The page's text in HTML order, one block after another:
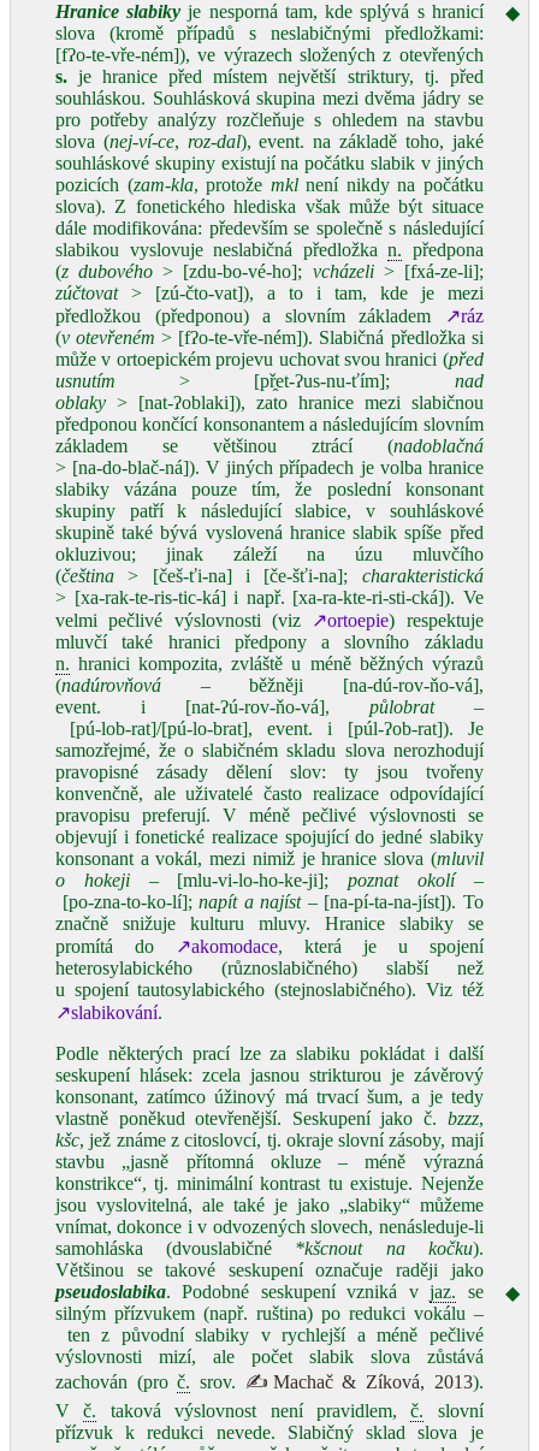
Hranice slabiky je nesporná tam, kde splývá s hranicí
slova (kromě případů s neslabičnými předložkami:
[fʔo‑te‑vře‑ném]), ve výrazech složených z otevřených
s. je hranice před místem největší striktury, tj. před
souhláskou. Souhlásková skupina mezi dvěma jádry se
pro potřeby analýzy rozčleňuje s ohledem na stavbu
slova (nej‑ví‑ce, roz‑dal), event. na základě toho, jaké
souhláskové skupiny existují na počátku slabik v jiných
pozicích (zam‑kla, protože mklnení nikdy na počátku
slova). Z fonetického hlediska však může být situace
dále modifikována: především se společně s následující
slabikou vyslovuje neslabičná předložkan. předpona
(z dubového > [zdu‑bo‑vé‑ho]; vcházeli> [fxá‑ze‑li];
zúčtovat> [zú‑čto‑vat]), a to i tam, kde je mezi
předložkou (předponou) a slovním základem
↗ráz
(v otevřeném > [fʔo‑te‑vře‑ném]). Slabičná předložka si
může v ortoepickém projevu uchovat svou hranici (před
usnutím > [př̭et‑ʔus‑nu‑ťím]; nad
oblaky > [nat‑ʔoblaki]), zato hranice mezi slabičnou
předponou končící konsonantem a následujícím slovním
základem se většinou ztrácí (nadoblačná
> [na‑do‑blač‑ná]). V jiných případech je volba hranice
slabiky vázána pouze tím, že poslední konsonant
skupiny patří k následující slabice, v souhláskové
skupině také bývá vyslovená hranice slabik spíše před
okluzivou; jinak záleží na úzu mluvčího
(čeština > [češ‑ťi‑na] i [če‑šťi‑na]; charakteristická
> [xa‑rak‑te‑ris‑tic‑ká] i např. [xa‑ra‑kte‑ri‑sti‑cká]). Ve
velmi pečlivé výslovnosti (viz ↗ortoepie) respektuje
mluvčí také hranici předpony a slovního základu
n. hranici kompozita, zvláště u méně běžných výrazů
(nadúrovňová – běžněji [na‑dú‑rov‑ňo‑vá],
event. i [nat‑ʔú‑rov‑ňo‑vá], půlobrat–
[pú‑lob‑rat]/[pú‑lo‑brat], event. i [púl‑ʔob‑rat]). Je
samozřejmé, že o slabičném skladu slova nerozhodují
pravopisné zásady dělení slov: ty jsou tvořeny
konvenčně, ale uživatelé často realizace odpovídající
pravopisu preferují. V méně pečlivé výslovnosti se
objevují i fonetické realizace spojující do jedné slabiky
konsonant a vokál, mezi nimiž je hranice slova (mluvil
o hokeji– [mlu‑vi‑lo‑ho‑ke‑ji];poznat okolí–
[po‑zna‑to‑ko‑lí];napít a najíst– [na‑pí‑ta‑na‑jíst]). To
značně snižuje kulturu mluvy. Hranice slabiky se
promítá do
↗akomodace, která je u spojení
heterosylabického (různoslabičného) slabší než
u spojení tautosylabického (stejnoslabičného). Viz též
↗slabikování.
Podle některých prací lze za slabiku pokládat i další
seskupení hlásek: zcela jasnou strikturou je závěrový
konsonant, zatímco úžinový má trvací šum, a je tedy
vlastně poněkud otevřenější. Seskupení jako č. bzzz,
kšc, jež známe z citoslovcí, tj. okraje slovní zásoby, mají
stavbu „jasně přítomná okluze – méně výrazná
konstrikce“, tj. minimální kontrast tu existuje. Nejenže
jsou vyslovitelná, ale také je jako „slabiky“ můžeme
vnímat, dokonce i v odvozených slovech, nenásleduje‑li
samohláska (dvouslabičné *kšcnout na kočku).
Většinou se takové seskupení označuje raději jako
pseudoslabika. Podobné seskupení vzniká vjaz. se
silným přízvukem (např. ruština) po redukci vokálu –
ten z původní slabiky v rychlejší a méně pečlivé
výslovnosti mizí, ale počet slabik slova zůstává
zachován (proč. srov. ✍Machač & Zíková, 2013).
Vč. taková výslovnost není pravidlem,č. slovní
přízvuk k redukci nevede. Slabičný sklad slova je
◆
◆